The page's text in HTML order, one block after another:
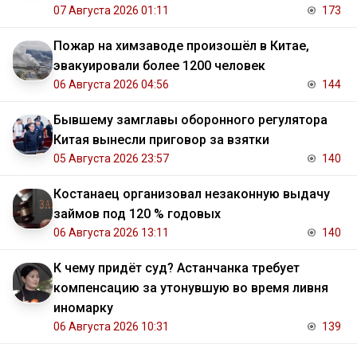
07 Августа 2026 01:11 173
Пожар на химзаводе произошёл в Китае,
эвакуировали более 1200 человек
06 Августа 2026 04:56 144
Бывшему замглавы оборонного регулятора
Китая вынесли приговор за взятки
05 Августа 2026 23:57 140
Костанаец организовал незаконную выдачу
займов под 120 % годовых
06 Августа 2026 13:11 140
К чему придёт суд? Астанчанка требует
компенсацию за утонувшую во время ливня
иномарку
06 Августа 2026 10:31 139